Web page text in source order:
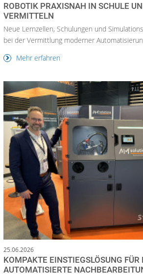
ROBOTIK PRAXISNAH IN SCHULE
VERMITTELN
Neue Lernzellen, Schulungen und
bei der Vermittlung moderner
Mehr erfahren
25.06.2026
KOMPAKTE EINSTIEGSLÖSUNG FÜR
AUTOMATISIERTE